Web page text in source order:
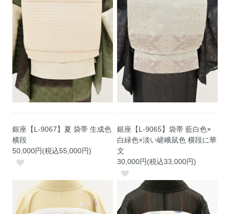
銀座【L-9067】夏 袋帯 生成色
横段
50,000円(税込55,000円)
銀座【L-9065】袋帯 藍白色×
白緑色×淡い嵯峨鼠色 横段に華
文
30,000円(税込33,000円)